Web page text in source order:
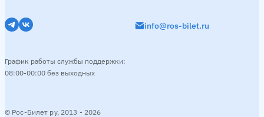
© Рос-Билет ру, 2013 - 2026
info@ros-bilet.ru
График работы службы поддержки:
08:00-00:00 без выходных